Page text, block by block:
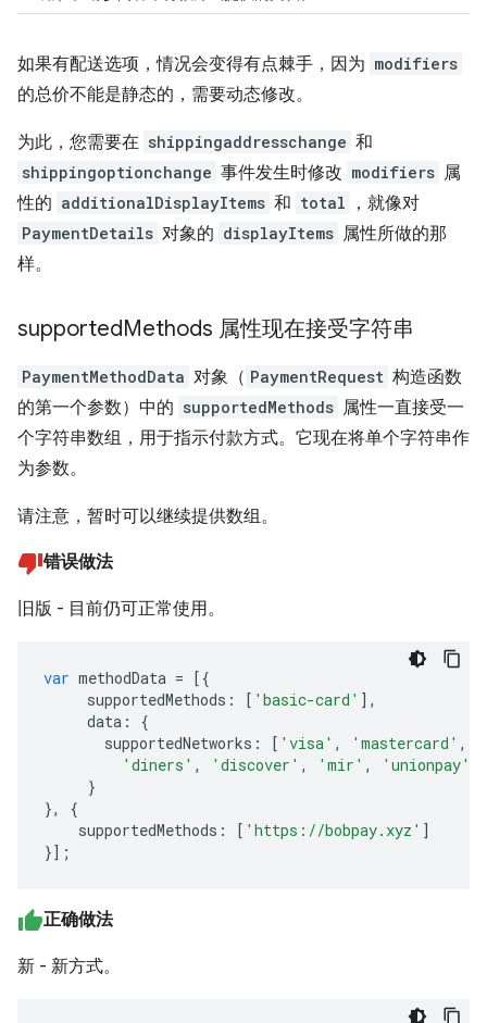
如果有配送选项，情况会变得有点棘手，因为 modifiers
的总价不能是静态的，需要动态修改。
为此，您需要在 shippingaddresschange 和
shippingoptionchange 事件发生时修改 modifiers 属
性的 additionalDisplayItems 和 total ，就像对
PaymentDetails 对象的 displayItems 属性所做的那
样。
supportedMethods 属性现在接受字符串
PaymentMethodData 对象（ PaymentRequest 构造函数
的第一个参数）中的 supportedMethods 属性一直接受一
个字符串数组，用于指示付款方式。它现在将单个字符串作
为参数。
请注意，暂时可以继续提供数组。
错误做法
旧版 - 目前仍可正常使用。
var methodData = [{
supportedMethods : [ 'basic-card' ],
data :
{
supportedNetworks : [ 'visa' , 'mastercard' ,
'diners' , 'discover' , 'mir' , 'unionpay'
}
},
{
supportedMethods : [ 'https://bobpay.xyz' ]
}];
正确做法
新 - 新方式。